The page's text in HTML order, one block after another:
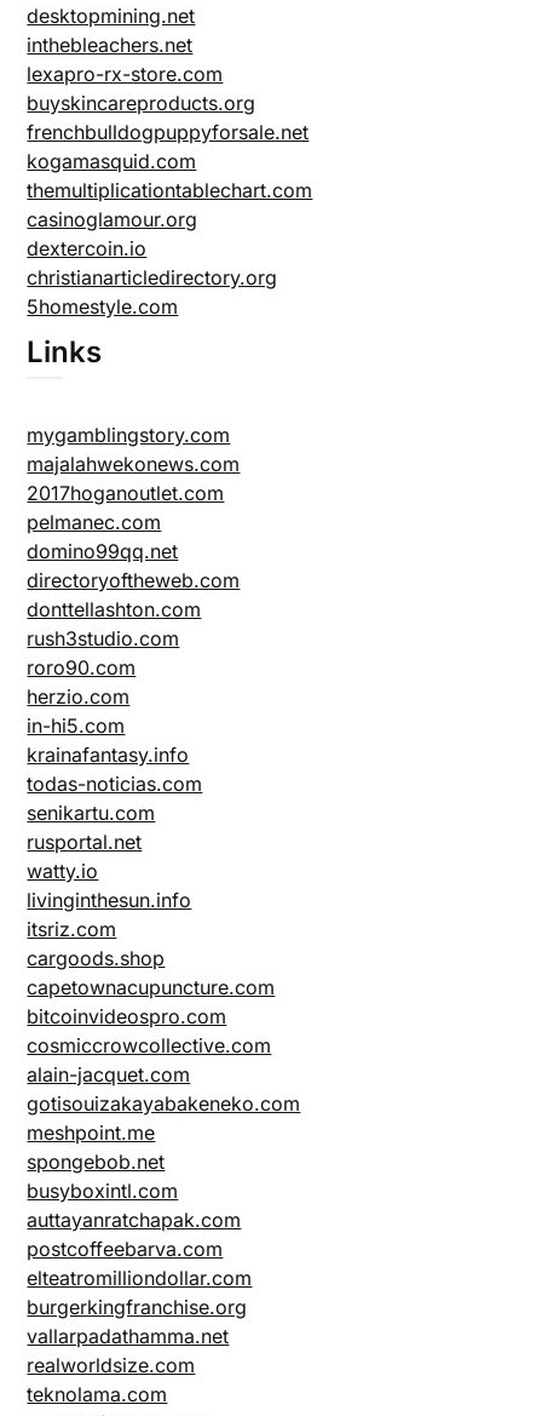
desktopmining.net
inthebleachers.net
lexapro-rx-store.com
buyskincareproducts.org
frenchbulldogpuppyforsale.net
kogamasquid.com
themultiplicationtablechart.com
casinoglamour.org
dextercoin.io
christianarticledirectory.org
5homestyle.com
Links
mygamblingstory.com
majalahwekonews.com
2017hoganoutlet.com
pelmanec.com
domino99qq.net
directoryoftheweb.com
donttellashton.com
rush3studio.com
roro90.com
herzio.com
in-hi5.com
krainafantasy.info
todas-noticias.com
senikartu.com
rusportal.net
watty.io
livinginthesun.info
itsriz.com
cargoods.shop
capetownacupuncture.com
bitcoinvideospro.com
cosmiccrowcollective.com
alain-jacquet.com
gotisouizakayabakeneko.com
meshpoint.me
spongebob.net
busyboxintl.com
auttayanratchapak.com
postcoffeebarva.com
elteatromilliondollar.com
burgerkingfranchise.org
vallarpadathamma.net
realworldsize.com
teknolama.com